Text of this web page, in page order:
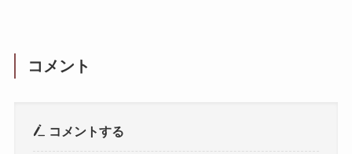
コメント
コメントする